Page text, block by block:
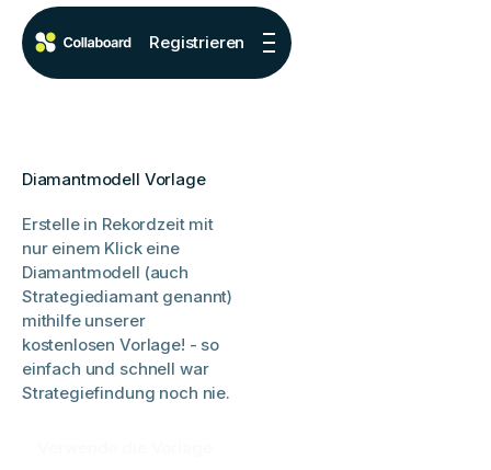
Registrieren
Diamantmodell Vorlage
Erstelle in Rekordzeit mit
nur einem Klick eine
Diamantmodell (auch
Strategiediamant genannt)
mithilfe unserer
kostenlosen Vorlage! - so
einfach und schnell war
Strategiefindung noch nie.